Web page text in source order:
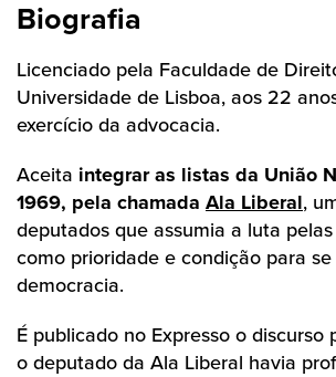
Biografia
Licenciado pela Faculdade de
Universidade de Lisboa, aos 22
exercício da advocacia.
Aceita integrar as listas da União
1969, pela chamada Ala Liberal,
deputados que assumia a luta
como prioridade e condição para
democracia.
É publicado no Expresso o discurso
o deputado da Ala Liberal havia